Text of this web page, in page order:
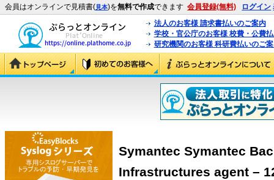
会員はオンラインで見積書(見本)を無料で作成できます 会員登録(無料) ログイン
法人のお客様 請求書払いのご案内
学校・官公庁のお客様 校費・公費
研究機関のお客様 科研費払いのご
Symantec Symantec
Infrastructures agent –